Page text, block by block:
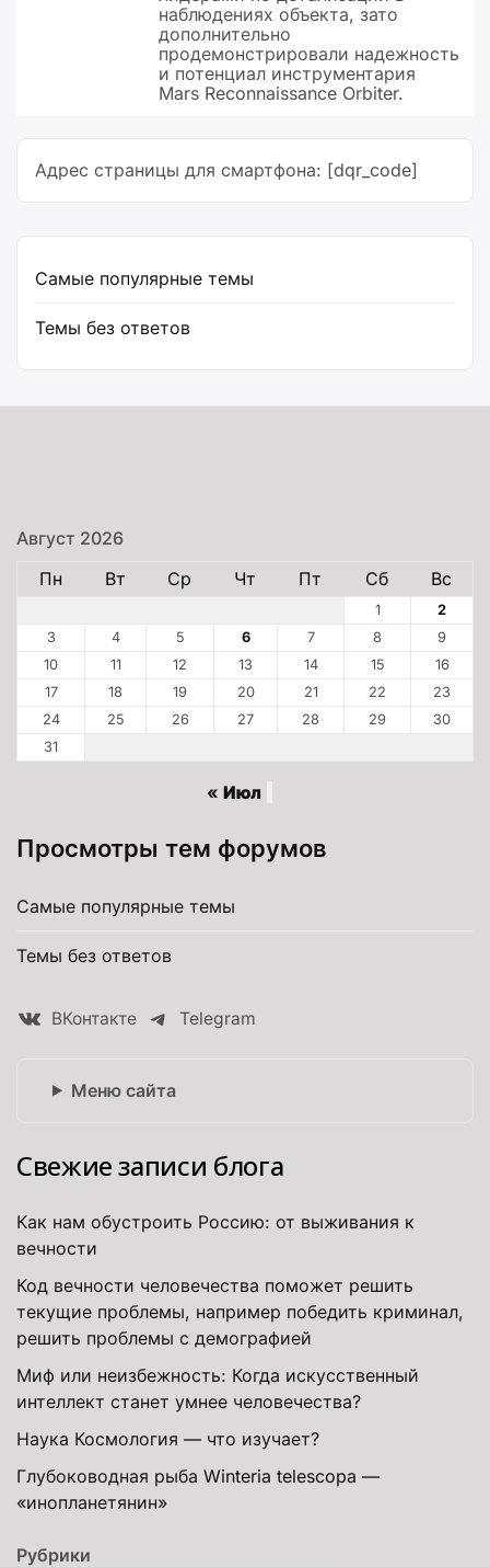
наблюдениях объекта, зато
дополнительно
продемонстрировали надежность
и потенциал инструментария
Mars Reconnaissance Orbiter.
Адрес страницы для смартфона: [dqr_code]
Самые популярные темы
Темы без ответов
Август 2026
Пн
Вт Ср Чт Пт Сб Вс
1
2
3
4 5 6 7 8
9
10
11 12 13 14 15
16
17
18 19 20 21 22
23
24
25 26 27 28 29
30
31
« Июл
Просмотры тем форумов
Самые популярные темы
Темы без ответов
ВКонтакте Telegram
Меню сайта
Свежие записи блога
Как нам обустроить Россию: от выживания к
вечности
Код вечности человечества поможет решить
текущие проблемы, например победить криминал,
решить проблемы с демографией
Миф или неизбежность: Когда искусственный
интеллект станет умнее человечества?
Наука Космология — что изучает?
Глубоководная рыба Winteria telescopa —
«инопланетянин»
Рубрики